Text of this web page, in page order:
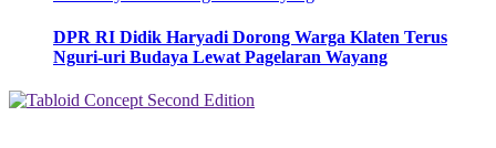
DPR RI Didik Haryadi Dorong Warga Klaten Terus
Nguri-uri Budaya Lewat Pagelaran Wayang